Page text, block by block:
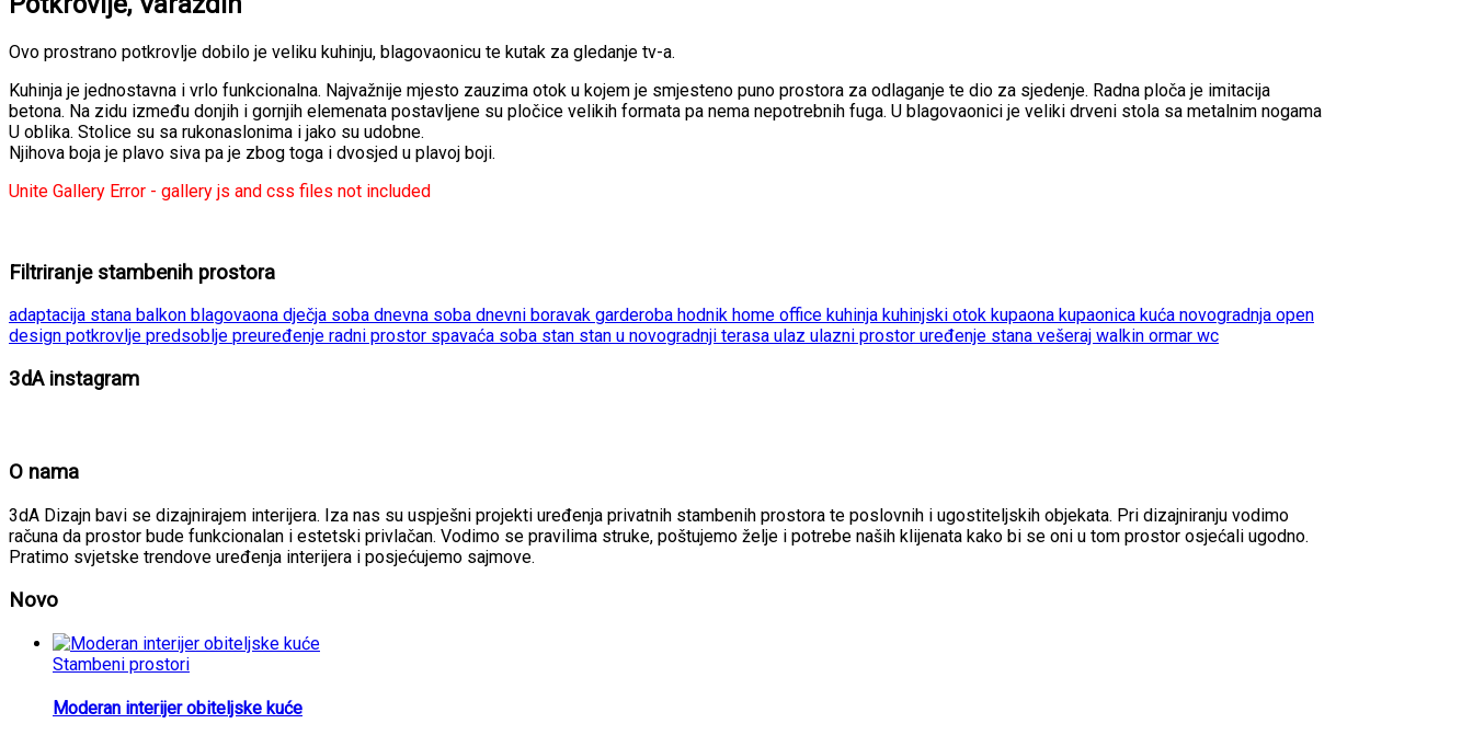
Ovo prostrano potkrovlje dobilo je veliku kuhinju, blagovaonicu te kutak za gledanje tv-a.
Kuhinja je jednostavna i vrlo funkcionalna. Najvažnije mjesto zauzima otok u kojem je smjesteno puno prostora za odlaganje te dio za sjedenje. Radna ploča je imitacija
betona. Na zidu između donjih i gornjih elemenata postavljene su pločice velikih formata pa nema nepotrebnih fuga. U blagovaonici je veliki drveni stola sa metalnim nogama
U oblika. Stolice su sa rukonaslonima i jako su udobne.
Njihova boja je plavo siva pa je zbog toga i dvosjed u plavoj boji.
Unite Gallery Error - gallery js and css files not included
Filtriranje stambenih prostora
adaptacija stana balkon blagovaona dječja soba dnevna soba dnevni boravak garderoba hodnik home office kuhinja kuhinjski otok kupaona kupaonica kuća novogradnja open
design potkrovlje predsoblje preuređenje radni prostor spavaća soba stan stan u novogradnji terasa ulaz ulazni prostor uređenje stana vešeraj walkin ormar wc
3dA instagram
O nama
3dA Dizajn bavi se dizajnirajem interijera. Iza nas su uspješni projekti uređenja privatnih stambenih prostora te poslovnih i ugostiteljskih objekata. Pri dizajniranju vodimo
računa da prostor bude funkcionalan i estetski privlačan. Vodimo se pravilima struke, poštujemo želje i potrebe naših klijenata kako bi se oni u tom prostor osjećali ugodno.
Pratimo svjetske trendove uređenja interijera i posjećujemo sajmove.
Novo
Stambeni prostori
Moderan interijer obiteljske kuće